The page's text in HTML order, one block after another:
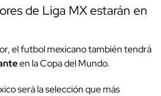
de Liga MX estarán en
el futbol mexicano también tendrá
en la Copa del Mundo.
será la selección que más